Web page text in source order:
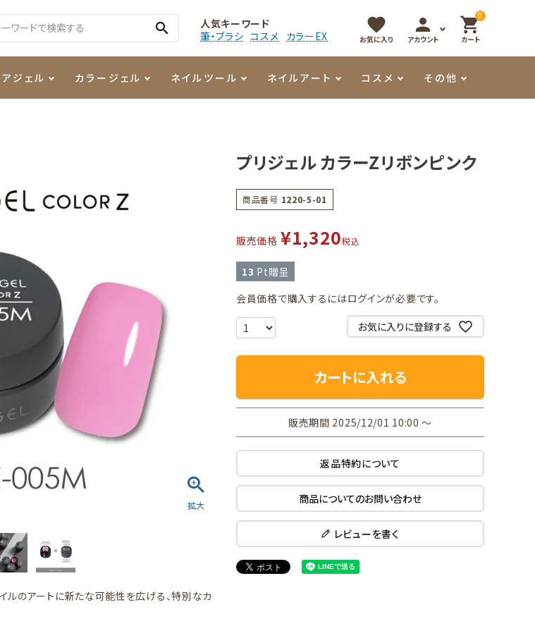
search
人気キーワード
筆・ブラシ コスメ カラーEX
favorite
お気に入り
person
アカウント
0
shopping_cart
カート
ジェル カラージェル ネイルツール ネイルアート コスメ その他
イルのアートに新たな可能性を広げる、特別なカ
プリジェル カラーZリボンピンク
商品番号 1220-5-01
販売価格 ¥1,320税込
13 Pt贈呈
会員価格で購入するにはログインが必要です。
お気に入りに登録する
カートに入れる
販売期間 2025/12/01 10:00〜
返品特約について
商品についてのお問い合わせ
レビューを書く